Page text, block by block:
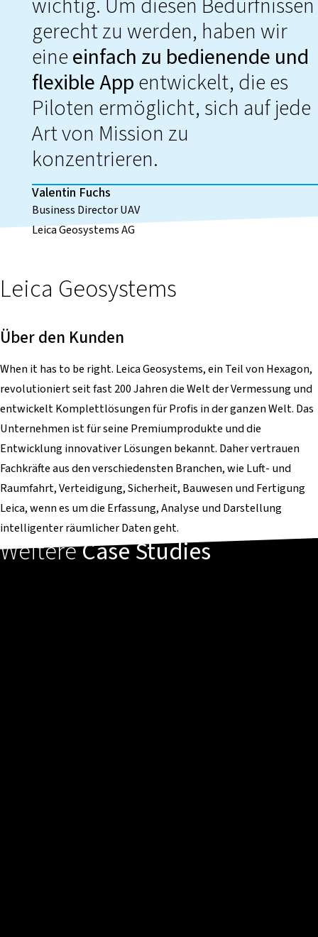
gerecht zu werden, haben wir
eineeinfach zu bedienende und
flexible Appentwickelt, die es
Piloten ermöglicht, sich auf jede
Art von Mission zu
konzentrieren.
Valentin Fuchs
Business Director UAV
Leica Geosystems AG
Leica Geosystems
Über den Kunden
When it has to be right. Leica Geosystems, ein Teil von Hexagon,
revolutioniert seit fast 200 Jahren die Welt der Vermessung und
entwickelt Komplettlösungen für Profis in der ganzen Welt. Das
Unternehmen ist für seine Premiumprodukte und die
Entwicklung innovativer Lösungen bekannt. Daher vertrauen
Fachkräfte aus den verschiedensten Branchen, wie Luft- und
Raumfahrt, Verteidigung, Sicherheit, Bauwesen und Fertigung
Leica, wenn es um die Erfassung, Analyse und Darstellung
intelligenter räumlicher Daten geht.
WeitereCase Studies